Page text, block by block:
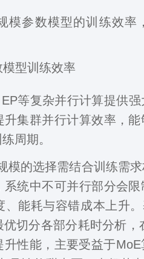
模参数模型的训练效率
型训练效率
复杂并行计算提供强
升集群并行计算效率，
周期。
的选择需结合训练需求
统中不可并行部分会
、能耗与容错成本上升
切分各部分耗时分析，
性能，主要受益于